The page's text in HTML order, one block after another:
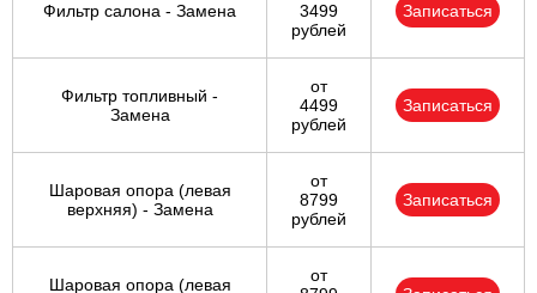
Фильтр салона - Замена
3499
рублей
Записаться
Фильтр топливный -
Замена
от
4499
рублей
Записаться
Шаровая опора (левая
верхняя) - Замена
от
8799
рублей
Записаться
Шаровая опора (левая
от